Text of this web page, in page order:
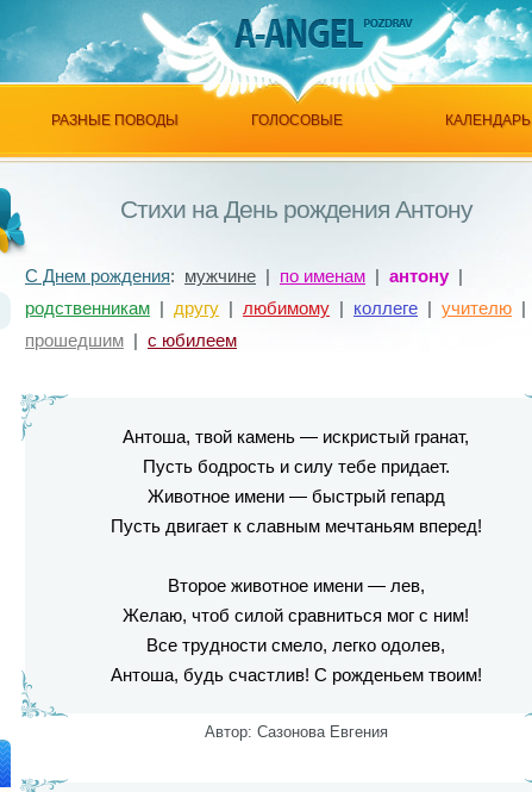
РАЗНЫЕ ПОВОДЫ ГОЛОСОВЫЕ КАЛЕНДАРЬ
Стихи на День рождения Антону
С Днем рождения: мужчине | по именам | антону|
родственникам | другу | любимому | коллеге | учителю |
прошедшим | с юбилеем
Антоша, твой камень — искристый гранат,
Пусть бодрость и силу тебе придает.
Животное имени — быстрый гепард
Пусть двигает к славным мечтаньям вперед!
Второе животное имени — лев,
Желаю, чтоб силой сравниться мог с ним!
Все трудности смело, легко одолев,
Антоша, будь счастлив! С рожденьем твоим!
Автор: Сазонова Евгения